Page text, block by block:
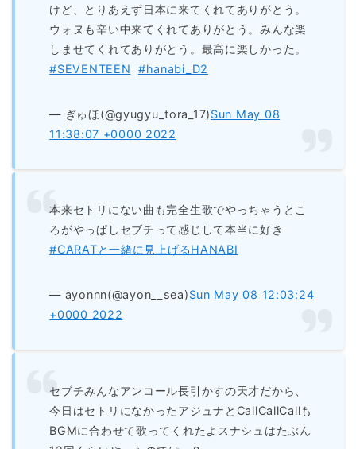
けど、とりあえず日本に来てくれてありがとう。
ウォヌも辛い中来てくれてありがとう。みんな楽
しませてくれてありがとう。最高に楽しかった。
#SEVENTEEN
#hanabi_D2
— ぎゅほ(@gyugyu_tora_17)Sun May 08
11:38:07 +0000 2022
本来セトリにない曲も完全生歌でやっちゃうとこ
ろがやっぱしセブチって感じして本当に好き
#CARATと一緒に見上げるHANABI
— ayonnn(@ayon__sea)Sun May 08 12:03:24
+0000 2022
セブチみんなアンコール長引かすの天才だから、
今日はセトリになかったアジュナとCallCallCallも
BGMに合わせて歌ってくれたよスナシュはたぶん